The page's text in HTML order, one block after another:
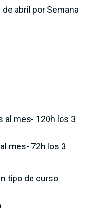
abril por Semana
al mes- 120h los 3
mes- 72h los 3
tipo de curso